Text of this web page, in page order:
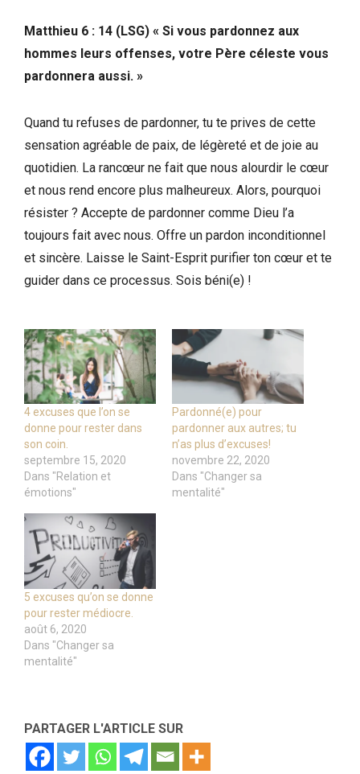
Matthieu 6 : 14 (LSG) « Si vous pardonnez aux
hommes leurs offenses, votre Père céleste vous
pardonnera aussi. »
Quand tu refuses de pardonner, tu te prives de cette
sensation agréable de paix, de légèreté et de joie au
quotidien. La rancœur ne fait que nous alourdir le cœur
et nous rend encore plus malheureux. Alors, pourquoi
résister ? Accepte de pardonner comme Dieu l’a
toujours fait avec nous. Offre un pardon inconditionnel
et sincère. Laisse le Saint-Esprit purifier ton cœur et te
guider dans ce processus. Sois béni(e) !
4 excuses que l’on se
donne pour rester dans
son coin.
septembre 15, 2020
Dans "Relation et
émotions"
Pardonné(e) pour
pardonner aux autres; tu
n’as plus d’excuses!
novembre 22, 2020
Dans "Changer sa
mentalité"
5 excuses qu’on se donne
pour rester médiocre.
août 6, 2020
Dans "Changer sa
mentalité"
PARTAGER L'ARTICLE SUR